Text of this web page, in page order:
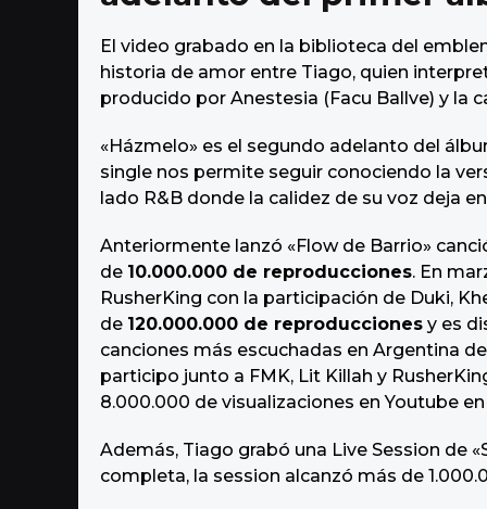
g
o
El video grabado en la biblioteca del
historia de amor entre Tiago, quien
producido por Anestesia (Facu Ballve) y la
«Házmelo» es el segundo adelanto del
single nos permite seguir conociendo la
lado R&B donde la calidez de su voz deja
Anteriormente lanzó «Flow de Barrio»
de 10.000.000 de reproducciones. En
RusherKing con la participación de Duki,
de 120.000.000 de reproducciones y es
canciones más escuchadas en Argentina
participo junto a FMK, Lit Killah y
8.000.000 de visualizaciones en Youtube
Además, Tiago grabó una Live Session de
completa, la session alcanzó más de